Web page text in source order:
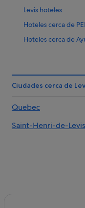
Levis hoteles
Hoteles cerca de
Hoteles cerca de
Melia hoteles en
Casco antiguo de
Duberger-Les
Ciudades cerca de
Quebec
Saint-Henri-de-Levis